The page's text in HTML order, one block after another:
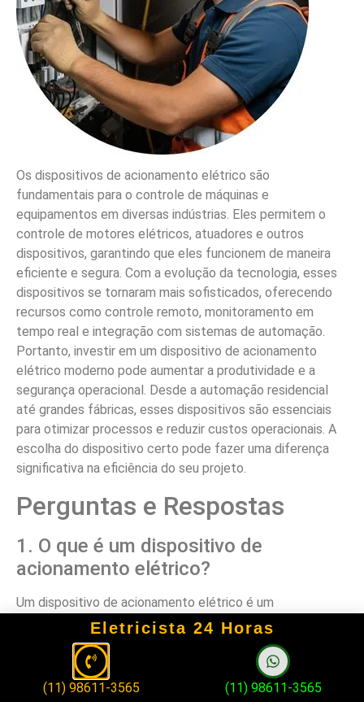
Os dispositivos de acionamento elétrico são
fundamentais para o controle de máquinas e
equipamentos em diversas indústrias. Eles permitem o
controle de motores elétricos, atuadores e outros
dispositivos, garantindo que eles funcionem de maneira
eficiente e segura. Com a evolução da tecnologia, esses
dispositivos se tornaram mais sofisticados, oferecendo
recursos como controle remoto, monitoramento em
tempo real e integração com sistemas de automação.
Portanto, investir em um dispositivo de acionamento
elétrico moderno pode aumentar a produtividade e a
segurança operacional. Desde a automação residencial
até grandes fábricas, esses dispositivos são essenciais
para otimizar processos e reduzir custos operacionais. A
escolha do dispositivo certo pode fazer uma diferença
significativa na eficiência do seu projeto.
Perguntas e Respostas
1. O que é um dispositivo de
acionamento elétrico?
Um dispositivo de acionamento elétrico é um
equipamento que controla e regula o funcionamento de
motores e atuadores elétricos, possibilitando a
automação de processos industriais e residenciais.
2. Quais são os tipos de dispositivos
Eletricista 24 Horas
(11) 98611-3565 (11) 98611-3565